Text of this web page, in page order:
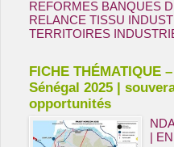
REFORMES BANQUES
RELANCE TISSU
TERRITOIRES
FICHE THÉMATIQUE
Sénégal 2025 |
opportunités
|